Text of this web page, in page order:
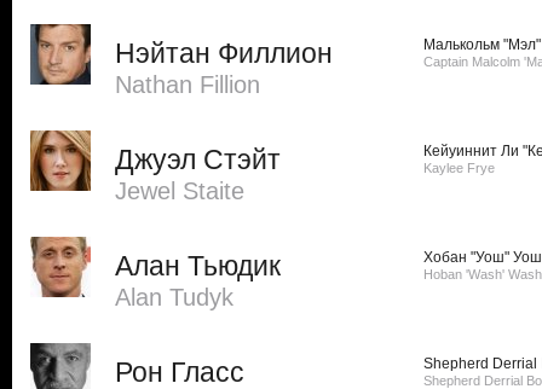
Нэйтан Филлион
Nathan Fillion
Малькольм
Captain Malcolm
Джуэл Стэйт
Jewel Staite
Кейуиннит Ли
Kaylee Frye
Алан Тьюдик
Alan Tudyk
Хобан "Уош"
Hoban 'Wash'
Рон Гласс Shepherd Derrial
Shepherd Derrial